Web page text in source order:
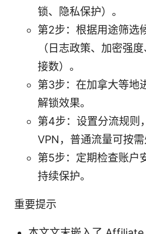
锁、隐私保护）。
第2步：根据用途筛选
（日志政策、加密强
接数）。
第3步：在加拿大等地
解锁效果。
第4步：设置分流规则
VPN，普通流量可按需
第5步：定期检查账户
持续保护。
重要提示